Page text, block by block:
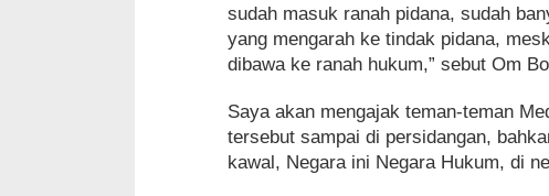
sudah masuk ranah pidana, sudah
yang mengarah ke tindak pidana,
dibawa ke ranah hukum,” sebut Om
Saya akan mengajak teman-teman
tersebut sampai di persidangan,
kawal, Negara ini Negara Hukum, di